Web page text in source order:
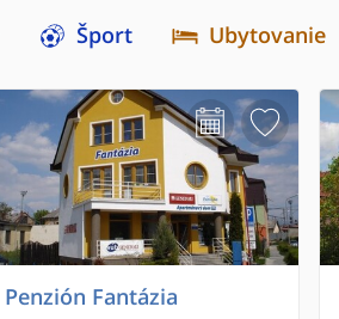
Šport Ubytovanie
Penzión Fantázia